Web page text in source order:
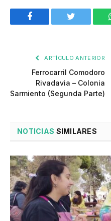
Facebook Twitter
ARTÍCULO ANTERIOR
Ferrocarril Comodoro
Rivadavia – Colonia
Sarmiento (Segunda Parte)
NOTICIAS SIMILARES